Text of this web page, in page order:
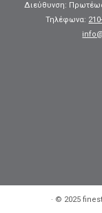
Διεύθυνση:
Τηλέφωνα:
· © 2025